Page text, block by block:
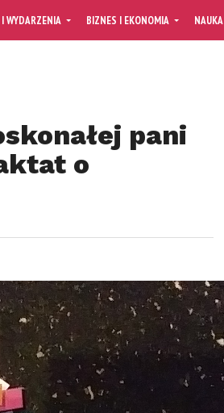
WYDARZENIA BIZNES I EKONOMIA NAUKA
pani
o